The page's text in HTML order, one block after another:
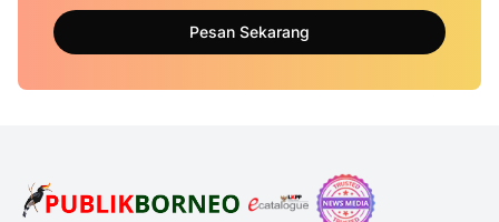
Pesan Sekarang